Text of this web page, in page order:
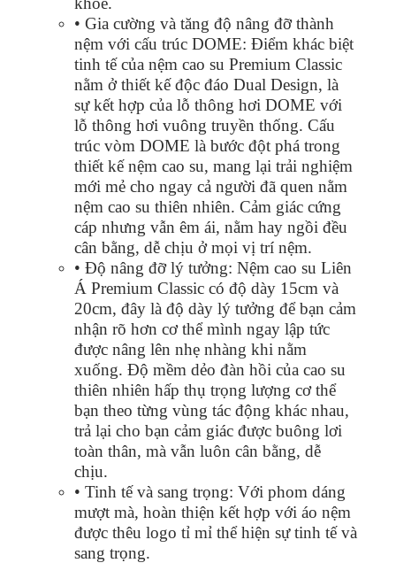
• Gia cường và tăng độ nâng đỡ thành
nệm với cấu trúc DOME: Điểm khác biệt
tinh tế của nệm cao su Premium Classic
nằm ở thiết kế độc đáo Dual Design, là
sự kết hợp của lỗ thông hơi DOME với
lỗ thông hơi vuông truyền thống. Cấu
trúc vòm DOME là bước đột phá trong
thiết kế nệm cao su, mang lại trải nghiệm
mới mẻ cho ngay cả người đã quen nằm
nệm cao su thiên nhiên. Cảm giác cứng
cáp nhưng vẫn êm ái, nằm hay ngồi đều
cân bằng, dễ chịu ở mọi vị trí nệm.
• Độ nâng đỡ lý tưởng: Nệm cao su Liên
Á Premium Classic có độ dày 15cm và
20cm, đây là độ dày lý tưởng để bạn cảm
nhận rõ hơn cơ thể mình ngay lập tức
được nâng lên nhẹ nhàng khi nằm
xuống. Độ mềm dẻo đàn hồi của cao su
thiên nhiên hấp thụ trọng lượng cơ thể
bạn theo từng vùng tác động khác nhau,
trả lại cho bạn cảm giác được buông lơi
toàn thân, mà vẫn luôn cân bằng, dễ
chịu.
• Tinh tế và sang trọng: Với phom dáng
mượt mà, hoàn thiện kết hợp với áo nệm
được thêu logo tỉ mỉ thể hiện sự tinh tế và
sang trọng.